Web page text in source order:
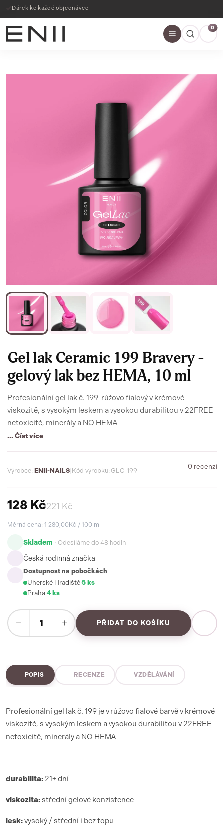
Dárek ke každé objednávce
0
Gel lak Ceramic 199 Bravery -
gelový lak bez HEMA, 10 ml
Profesionální gel lak č. 199 růžovo fialový v krémové
viskozitě, s vysokým leskem a vysokou durabilitou v 22FREE
... Číst více
Výrobce: ENII-NAILS Kód výrobku: GLC-199
0 recenzí
128 Kč221 Kč
Měrná cena: 1 280,00Kč / 100 ml
Skladem · Odesíláme do 48 hodin
Česká rodinná značka
Dostupnost na pobočkách
Uherské Hradiště·5 ks
Praha·4 ks
− + PŘIDAT DO KOŠÍKU
POPIS RECENZE VZDĚLÁVÁNÍ
Profesionální gel lak č. 199 je v růžovo fialové barvě v krémové
viskozitě, s vysokým leskem a vysokou durabilitou v 22FREE
netoxicitě, minerály a NO HEMA
durabilita: 21+ dní
viskozita:střední gelové konzistence
lesk:vysoký / střední i bez topu